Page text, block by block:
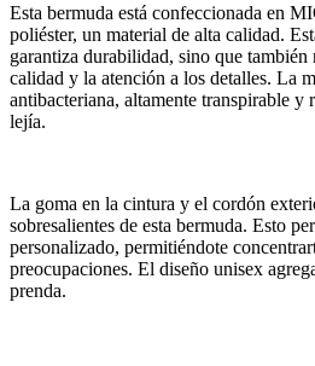
Esta bermuda está confeccionada en
poliéster, un material de alta calidad.
garantiza durabilidad, sino que
calidad y la atención a los detalles. La
antibacteriana, altamente transpirable y
lejía.
La goma en la cintura y el cordón
sobresalientes de esta bermuda. Esto
personalizado, permitiéndote
preocupaciones. El diseño unisex
prenda.